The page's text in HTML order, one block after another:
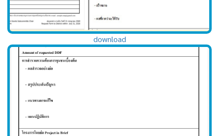
download